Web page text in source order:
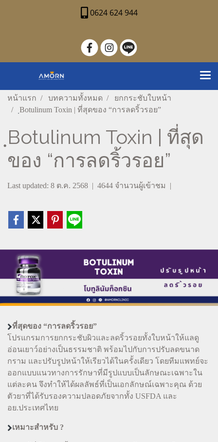
0624 624 944
หน้าแรก บทความทั้งหมด
ยกกระชับใบหน้า
ฺBotulinum Toxin | ที่สุดของ “การลดริ้วรอย”
ฺBotulinum Toxin | ที่สุด
ของ “การลดริ้วรอย”
Last updated: 8 ต.ค. 2568 | 4644 จำนวนผู้เข้าชม |
ที่สุดของ “การลดริ้วรอย”
โปรแกรมการยกกระชับผิวและลดริ้วรอยทั้งใบหน้าให้แลดู
อ่อนเยาว์อย่างเป็นธรรมชาติ พร้อมไปกับการปรับลดขนาด
กราม และปรับรูปหน้าให้เรียวได้ในครั้งเดียว โดยทีมแพทย์จะ
ออกแบบแนวทางการรักษาที่มีรูปแบบเป็นลักษณะเฉพาะใน
แต่ละคน จึงทำให้ได้ผลลัพธ์ที่เป็นเอกลักษณ์เฉพาะคุณ ด้วย
ตัวยาที่ได้รับรองความปลอดภัยจากทั้ง USFDA และ
อย.ประเทศไทย
เหมาะสำหรับ ?